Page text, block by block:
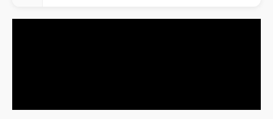
故宮《龍藏經》特展第2檔！今線上預約開賣一度塞車
雨熱區曝